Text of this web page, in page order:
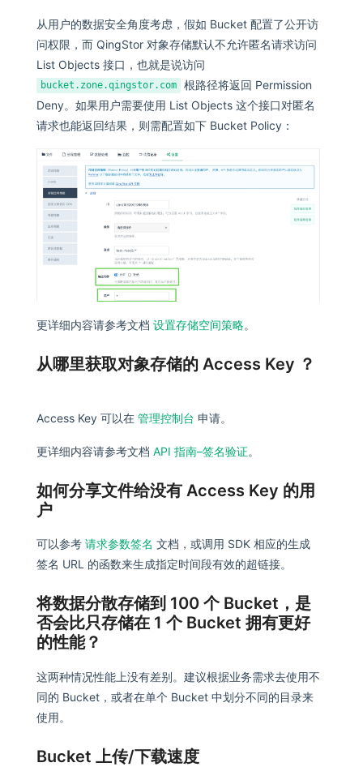
从用户的数据安全角度考虑，假如 Bucket 配置了公开访
问权限，而 QingStor 对象存储默认不允许匿名请求访问
List Objects 接口，也就是说访问
bucket.zone.qingstor.com
根路径将返回 Permission
Deny。如果用户需要使用 List Objects 这个接口对匿名
请求也能返回结果，则需配置如下 Bucket Policy：
更详细内容请参考文档 设置存储空间策略。
从哪里获取对象存储的 Access Key ？
Access Key 可以在 管理控制台 申请。
更详细内容请参考文档 API 指南–签名验证。
如何分享文件给没有 Access Key 的用
户
可以参考 请求参数签名 文档，或调用 SDK 相应的生成
签名 URL 的函数来生成指定时间段有效的超链接。
将数据分散存储到 100 个 Bucket，是
否会比只存储在 1 个 Bucket 拥有更好
的性能？
这两种情况性能上没有差别。建议根据业务需求去使用不
同的 Bucket，或者在单个 Bucket 中划分不同的目录来
使用。
Bucket 上传/下载速度